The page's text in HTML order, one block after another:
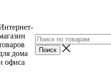
дома
офиса